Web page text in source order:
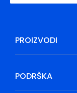
PROIZVODI
PODRŠKA